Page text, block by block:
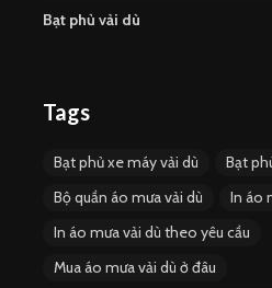
Bạt phủ vải dù
Tags
Bạt phủ xe máy vải dù
Bạt
Bộ quần áo mưa vải dù
In áo
In áo mưa vải dù theo yêu cầu
Mua áo mưa vải dù ở đâu